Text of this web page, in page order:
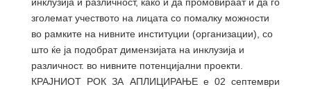
зголемат учеството на лицата со помалку можности
во рамките на нивните институции (организации), со
што ќе ја подобрат димензијата на инклузија и
различност. во нивните потенцијални проекти.
КРАЈНИОТ РОК ЗА АПЛИЦИРАЊЕ е 02 септември